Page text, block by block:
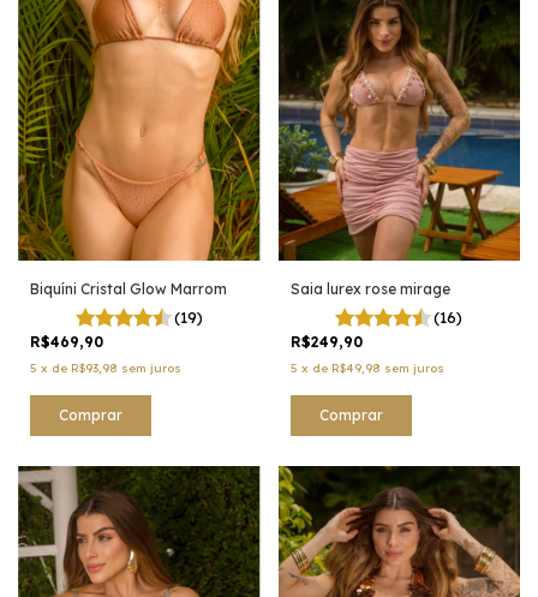
Biquíni Cristal Glow Marrom
(19)
R$469,90
5 x de R$93,98 sem juros
Comprar
Saia lurex rose mirage
(16)
R$249,90
5 x de R$49,98 sem juros
Comprar